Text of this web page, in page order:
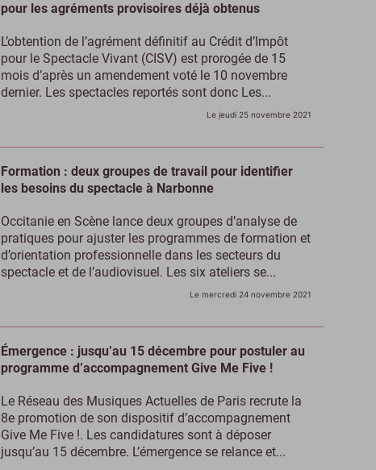
pour les agréments provisoires déjà obtenus
L’obtention de l’agrément définitif au Crédit d’Impôt
pour le Spectacle Vivant (CISV) est prorogée de 15
mois d’après un amendement voté le 10 novembre
dernier. Les spectacles reportés sont donc Les...
Le jeudi 25 novembre 2021
Formation : deux groupes de travail pour identifier
les besoins du spectacle à Narbonne
Occitanie en Scène lance deux groupes d’analyse de
pratiques pour ajuster les programmes de formation et
d’orientation professionnelle dans les secteurs du
spectacle et de l’audiovisuel. Les six ateliers se...
Le mercredi 24 novembre 2021
Émergence : jusqu’au 15 décembre pour postuler au
programme d’accompagnement Give Me Five !
Le Réseau des Musiques Actuelles de Paris recrute la
8e promotion de son dispositif d’accompagnement
Give Me Five !. Les candidatures sont à déposer
jusqu’au 15 décembre. L’émergence se relance et...